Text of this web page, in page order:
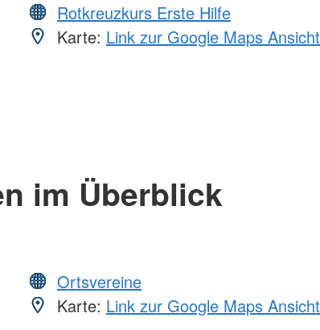
Rotkreuzkurs Erste Hilfe
Karte: Link zur Google Maps Ansicht
im Überblick
Ortsvereine
Karte: Link zur Google Maps Ansicht